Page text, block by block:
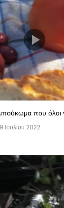
που όλοι
9 Ιουλίου 2022